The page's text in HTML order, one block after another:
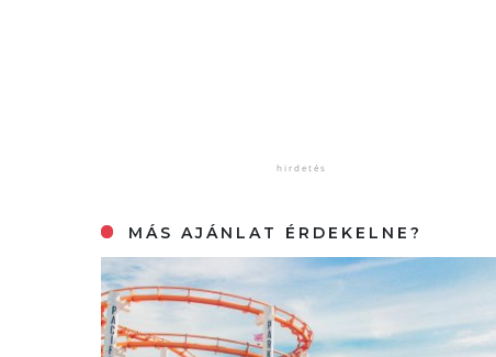
MÁS AJÁNLAT ÉRDEKELNE?